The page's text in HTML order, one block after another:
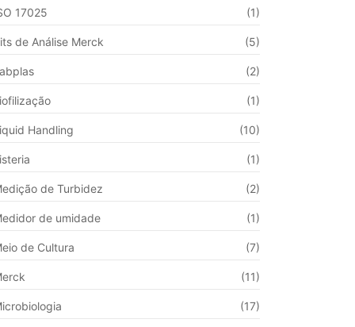
17025 (1)
de Análise Merck (5)
(2)
(1)
Handling (10)
(1)
de Turbidez (2)
de umidade (1)
de Cultura (7)
(11)
(17)